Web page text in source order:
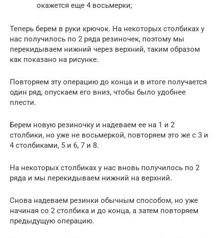
окажется еще 4 восьмерки;
Теперь берем в руки крючок. На некоторых столбиках у
нас получилось по 2 ряда резиночек, поэтому мы
перекидываем нижний через верхний, таким образом
как показано на рисунке.
Повторяем эту операцию до конца и в итоге получается
один ряд, опускаем его вниз, чтобы было удобнее
плести.
Берем новую резиночку и надеваем ее на 1 и 2
столбики, но уже не восьмеркой, повторяем это же с 3 и
4 столбиками, 5 и 6, 7 и 8.
На некоторых столбиках у нас вновь получилось по 2
ряда и мы перекидываем нижний на верхний.
Снова надеваем резинки обычным способом, но уже
начиная со 2 столбика и до конца, а затем повторяем
предыдущую операцию.